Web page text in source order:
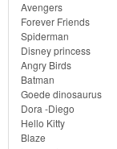
Avengers
Forever Friends
Spiderman
Disney princess
Angry Birds
Batman
Goede dinosaurus
Dora -Diego
Hello Kitty
Blaze